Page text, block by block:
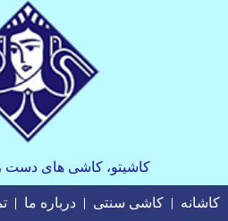
کاشیتو، کاشی های
کاشانه کاشی سنتی درباره ما